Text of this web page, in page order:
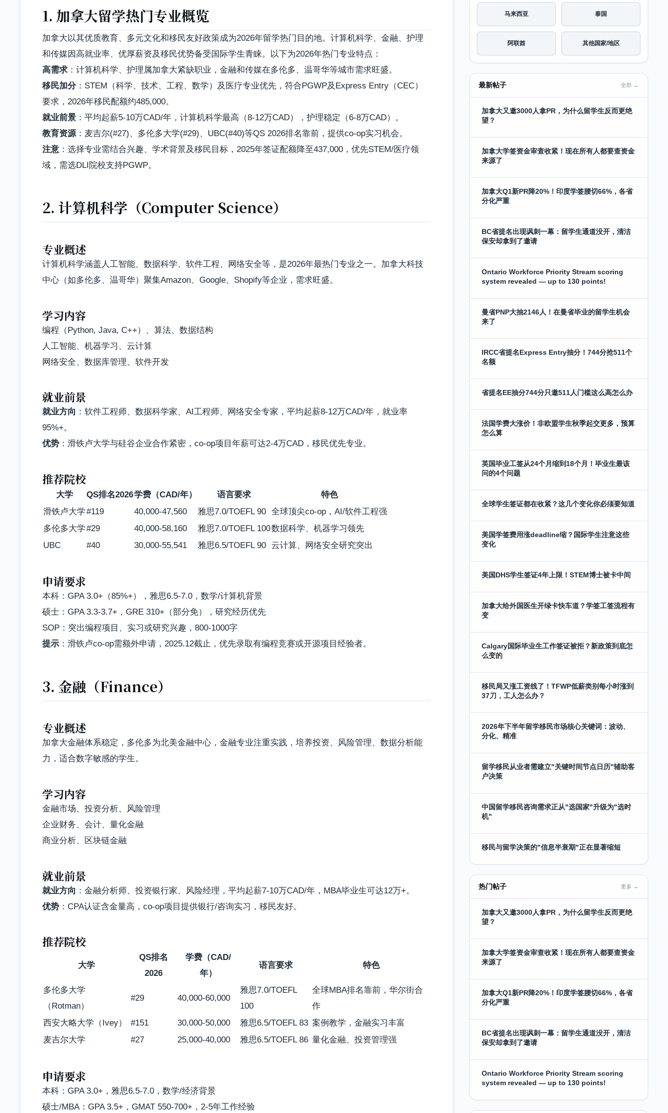
1. 加拿大留学热门专业概览
加拿大以其优质教育、多元文化和移民友好政策成为2026年留学热门目的地。计算机科学、金融、护理
和传媒因高就业率、优厚薪资及移民优势备受国际学生青睐。以下为2026年热门专业特点：
高需求 ：计算机科学、护理属加拿大紧缺职业，金融和传媒在多伦多、温哥华等城市需求旺盛。
移民加分 ：STEM（科学、技术、工程、数学）及医疗专业优先，符合PGWP及Express Entry（CEC）
要求，2026年移民配额约485,000。
就业前景 ：平均起薪5-10万CAD/年，计算机科学最高（8-12万CAD），护理稳定（6-8万CAD）。
教育资源：麦吉尔(#27)、多伦多大学(#29)、UBC(#40)等QS 2026排名靠前，提供co-op实习机会。
注意 ：选择专业需结合兴趣、学术背景及移民目标，2025年签证配额降至437,000，优先STEM/医疗领
域，需选DLI院校支持PGWP。
2. 计算机科学（Computer Science）
专业概述
计算机科学涵盖人工智能、数据科学、软件工程、网络安全等，是2026年最热门专业之一。加拿大科技
中心（如多伦多、温哥华）聚集Amazon、Google、Shopify等企业，需求旺盛。
学习内容
编程（Python, Java, C++）、算法、数据结构
人工智能、机器学习、云计算
网络安全、数据库管理、软件开发
就业前景
就业方向 ：软件工程师、数据科学家、AI工程师、网络安全专家，平均起薪8-12万CAD/年，就业率
95%+。
优势 ：滑铁卢大学与硅谷企业合作紧密，co-op项目年薪可达2-4万CAD，移民优先专业。
推荐院校
大学 QS排名2026学费（CAD/年） 语言要求
特色
滑铁卢大学#119 40,000-47,560 雅思7.0/TOEFL 90 全球顶尖co-op，AI/软件工程强
多伦多大学#29 40,000-58,160 雅思7.0/TOEFL 100数据科学、机器学习领先
UBC
#40 30,000-55,541 雅思6.5/TOEFL 90 云计算、网络安全研究突出
申请要求
本科：GPA 3.0+（85%+），雅思6.5-7.0，数学/计算机背景
硕士：GPA 3.3-3.7+，GRE 310+（部分免），研究经历优先
SOP：突出编程项目、实习或研究兴趣，800-1000字
提示 ：滑铁卢co-op需额外申请，2025.12截止，优先录取有编程竞赛或开源项目经验者。
3. 金融（Finance）
专业概述
加拿大金融体系稳定，多伦多为北美金融中心，金融专业注重实践，培养投资、风险管理、数据分析能
力，适合数字敏感的学生。
学习内容
金融市场、投资分析、风险管理
企业财务、会计、量化金融
商业分析、区块链金融
就业前景
就业方向 ：金融分析师、投资银行家、风险经理，平均起薪7-10万CAD/年，MBA毕业生可达12万+。
优势 ：CPA认证含金量高，co-op项目提供银行/咨询实习，移民友好。
推荐院校
大学
QS排名
2026
学费（CAD/
年）
语言要求 特色
多伦多大学
（Rotman）
#29 40,000-60,000
雅思7.0/TOEFL
100
全球MBA排名靠前，华尔街合
作
西安大略大学（Ivey）
#151 30,000-50,000 雅思6.5/TOEFL 83 案例教学，金融实习丰富
麦吉尔大学
#27 25,000-40,000 雅思6.5/TOEFL 86 量化金融、投资管理强
申请要求
本科：GPA 3.0+，雅思6.5-7.0，数学/经济背景
硕士/MBA：GPA 3.5+，GMAT 550-700+，2-5年工作经验
马来西亚 泰国
阿联酋 其他国家/地区
最新帖子 全部 →
加拿大又邀3000人拿PR，为什么留学生反而更绝
望？
加拿大学签资金审查收紧！现在所有人都要查资金
来源了
加拿大Q1新PR降20%！印度学签腰切66%，各省
分化严重
BC省提名出现讽刺一幕：留学生通道没开，清洁
保安却拿到了邀请
Ontario Workforce Priority Stream scoring
system revealed — up to 130 points!
曼省PNP大抽2146人！在曼省毕业的留学生机会
来了
IRCC省提名Express Entry抽分！744分抢511个
名额
省提名EE抽分744分只邀511人门槛这么高怎么办
法国学费大涨价！非欧盟学生秋季起交更多，预算
怎么算
英国毕业工签从24个月缩到18个月！毕业生最该
问的4个问题
全球学生签证都在收紧？这几个变化你必须要知道
美国学签费用涨deadline缩？国际学生注意这些
变化
美国DHS学生签证4年上限！STEM博士被卡中间
加拿大给外国医生开绿卡快车道？学签工签流程有
变
Calgary国际毕业生工作签证被拒？新政策到底怎
么变的
移民局又涨工资线了！TFWP低薪类别每小时涨到
37刀，工人怎么办？
2026年下半年留学移民市场核心关键词：波动、
分化、精准
留学移民从业者需建立"关键时间节点日历"辅助客
户决策
中国留学移民咨询需求正从"选国家"升级为"选时
机"
移民与留学决策的"信息半衰期"正在显著缩短
热门帖子 更多 →
加拿大又邀3000人拿PR，为什么留学生反而更绝
望？
加拿大学签资金审查收紧！现在所有人都要查资金
来源了
加拿大Q1新PR降20%！印度学签腰切66%，各省
分化严重
BC省提名出现讽刺一幕：留学生通道没开，清洁
保安却拿到了邀请
Ontario Workforce Priority Stream scoring
system revealed — up to 130 points!